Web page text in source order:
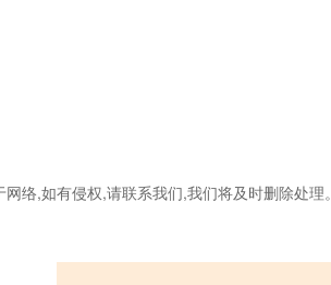
络,如有侵权,请联系我们,我们将及时删除处理。